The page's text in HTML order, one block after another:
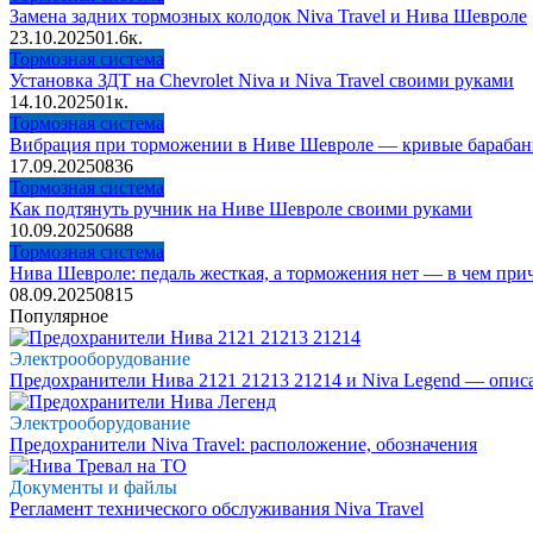
Замена задних тормозных колодок Niva Travel и Нива Шевроле
23.10.202501.6к.
Тормозная система
Установка ЗДТ на Chevrolet Niva и Niva Travel своими руками
14.10.202501к.
Тормозная система
Вибрация при торможении в Ниве Шевроле — кривые
17.09.20250836
Тормозная система
Как подтянуть ручник на Ниве Шевроле своими руками
10.09.20250688
Тормозная система
Нива Шевроле: педаль жесткая, а торможения нет — в чем
08.09.20250815
Популярное
Электрооборудование
Предохранители Нива 2121 21213 21214 и Niva Legend —
Электрооборудование
Предохранители Niva Travel: расположение, обозначения
Документы и файлы
Регламент технического обслуживания Niva Travel